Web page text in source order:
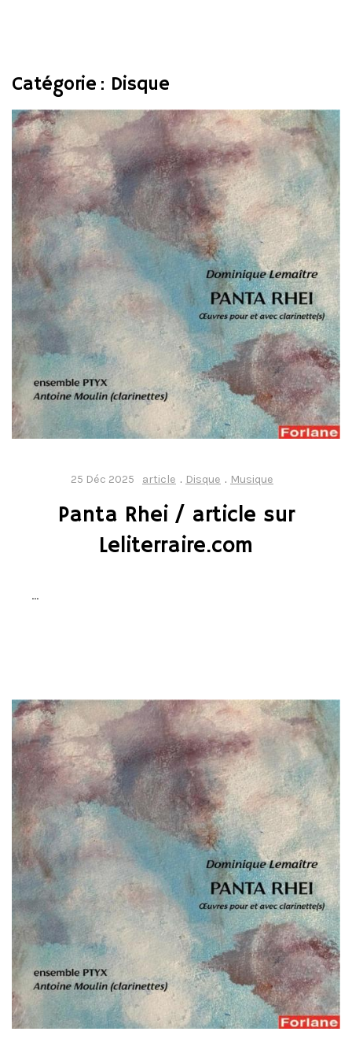
Catégorie : Disque
25 Déc 2025 article . Disque . Musique
Panta Rhei / article sur
Leliterraire.com
…